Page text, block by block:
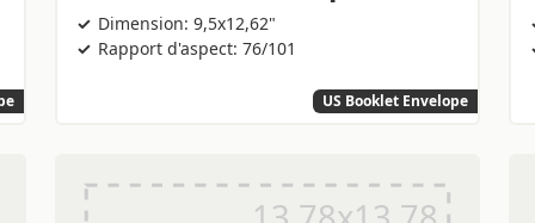
Dimension: 9,5x12,62"
Rapport d'aspect: 76/101
US Booklet Envelope